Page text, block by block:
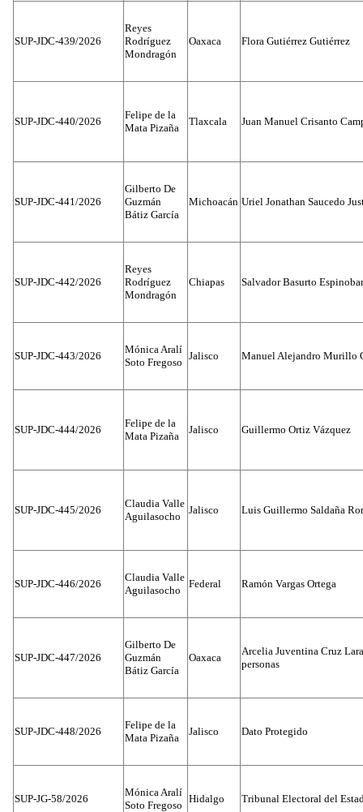
SUP-JDC-439/2026
Reyes
Rodríguez
Mondragón
Oaxaca Flora Gutiérrez Gutiérrez
SUP-JDC-440/2026
Felipe de la
Mata Pizaña
Tlaxcala Juan Manuel Crisanto
SUP-JDC-441/2026
Gilberto De
Guzmán
Bátiz García
Michoacán Uriel Jonathan Saucedo
SUP-JDC-442/2026
Reyes
Rodríguez
Mondragón
Chiapas Salvador Basurto
SUP-JDC-443/2026
Mónica Aralí
Soto Fregoso
Jalisco Manuel Alejandro Murillo
SUP-JDC-444/2026
Felipe de la
Mata Pizaña
Jalisco Guillermo Ortiz Vázquez
SUP-JDC-445/2026
Claudia Valle
Aguilasocho
Jalisco Luis Guillermo Saldaña
SUP-JDC-446/2026
Claudia Valle
Aguilasocho
Federal Ramón Vargas Ortega
SUP-JDC-447/2026
Gilberto De
Guzmán
Bátiz García
Oaxaca
Arcelia Juventina Cruz
personas
SUP-JDC-448/2026
Felipe de la
Mata Pizaña
Jalisco Dato Protegido
SUP-JG-58/2026
Mónica Aralí
Soto Fregoso
Hidalgo Tribunal Electoral del